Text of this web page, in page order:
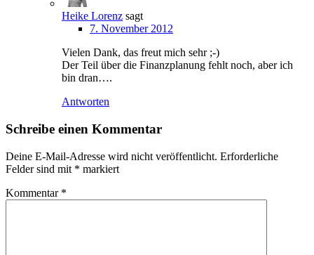
Heike Lorenz sagt
7. November 2012
Vielen Dank, das freut mich sehr ;-)
Der Teil über die Finanzplanung fehlt noch, aber ich
bin dran….
Antworten
Schreibe einen Kommentar
Deine E-Mail-Adresse wird nicht veröffentlicht. Erforderliche
Felder sind mit * markiert
Kommentar *